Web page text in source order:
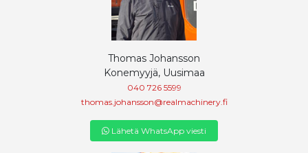
Thomas Johansson
Konemyyjä, Uusimaa
040 726 5599
thomas.johansson@realmachinery.fi
Lähetä WhatsApp viesti